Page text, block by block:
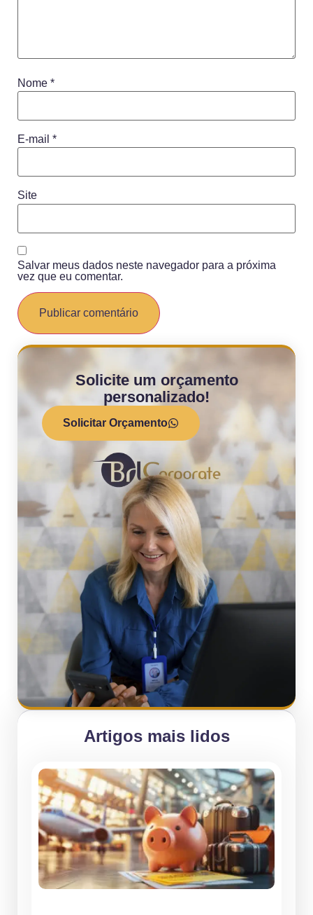
Nome *
E-mail *
Site
Salvar meus dados neste navegador para a próxima
vez que eu comentar.
Artigos mais lidos
Solicite um orçamento
personalizado!
Solicitar Orçamento